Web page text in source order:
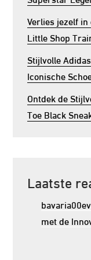
Verlies jezelf
Little Shop
Stijlvolle
Iconische
Ontdek de
Toe Black
Laatste
met de